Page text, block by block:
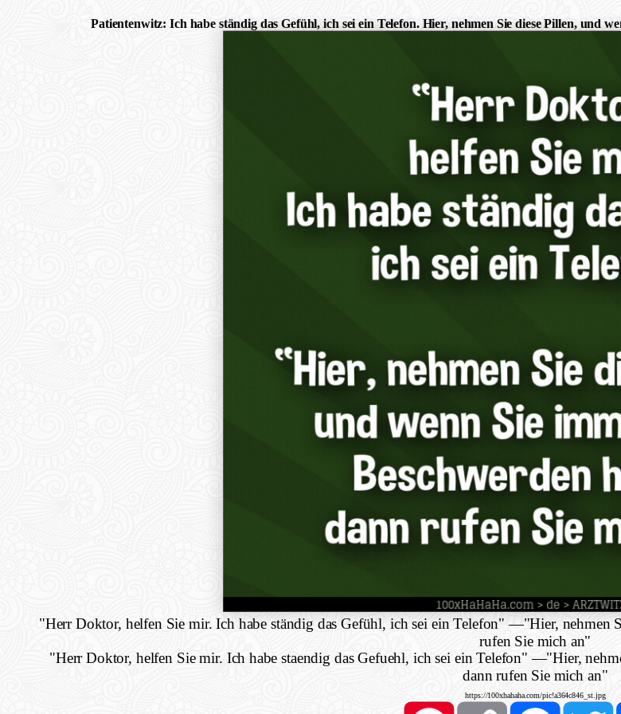
Patientenwitz: Ich habe ständig das Gefühl, ich sei ein Telefon. Hier, nehmen Sie diese Pillen, und
"Herr Doktor, helfen Sie mir. Ich habe ständig das Gefühl, ich sei ein Telefon"—"Hier, nehmen
rufen Sie mich an"
"Herr Doktor, helfen Sie mir. Ich habe staendig das Gefuehl, ich sei ein Telefon"—"Hier,
dann rufen Sie mich an"
https://100xhahaha.com/pic!a364c846_st.jpg
PinterestCopy Facebook